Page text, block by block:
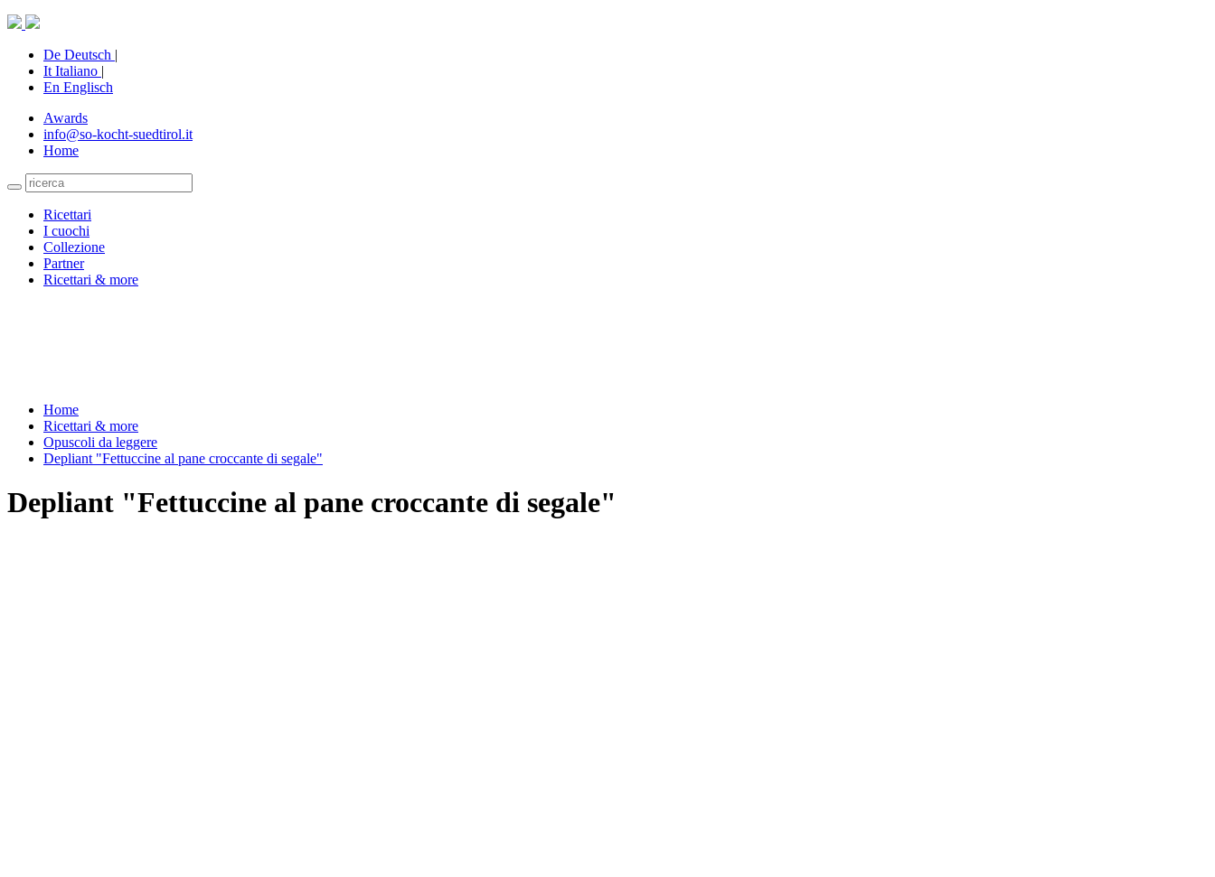
De Deutsch |
It Italiano |
En Englisch
Awards
info@so-kocht-suedtirol.it
Home
Ricettari
I cuochi
Collezione
Partner
Ricettari & more
Home
Ricettari & more
Opuscoli da leggere
Depliant "Fettuccine al pane croccante di segale"
Depliant "Fettuccine al pane croccante di segale"